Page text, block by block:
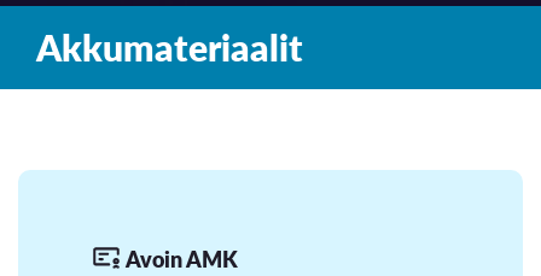
Akkumateriaalit
Avoin AMK